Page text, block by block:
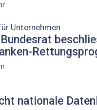
Unternehmen
nationale